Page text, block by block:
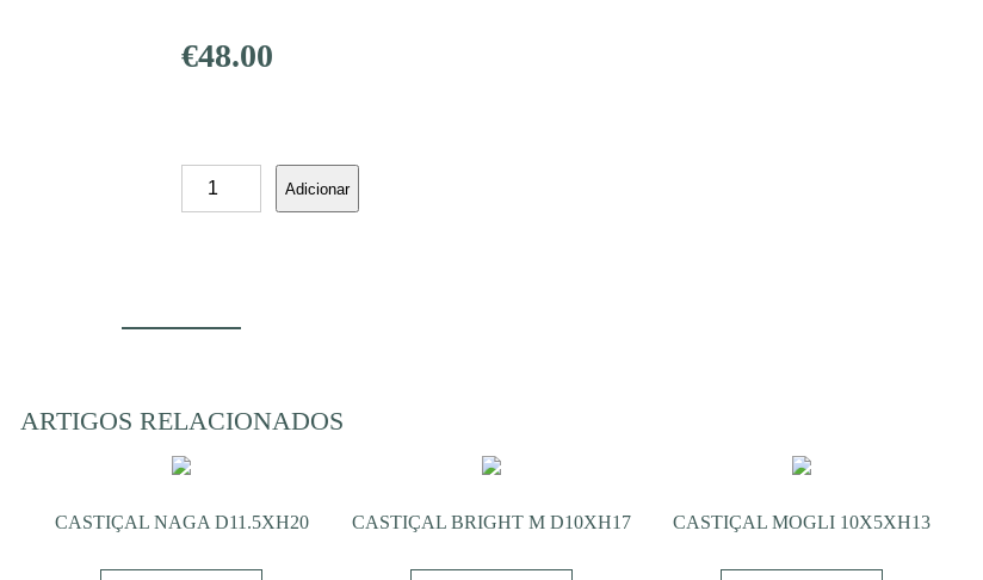
€48.00
Adicionar
ARTIGOS RELACIONADOS
CASTIÇAL NAGA D11.5XH20 CASTIÇAL BRIGHT M D10XH17 CASTIÇAL MOGLI 10X5XH13